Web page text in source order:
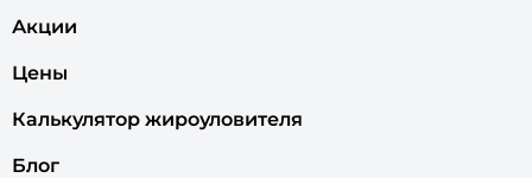
Акции
Цены
Калькулятор жироуловителя
Блог